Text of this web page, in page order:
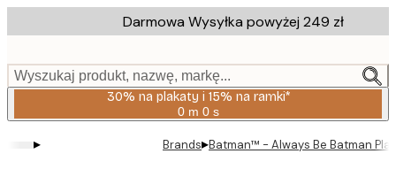
to
content.
Darmowa Wysyłka powyżej 249 zł
Wyszukaj produkt, nazwę, markę...
30% na plakaty i 15% na ramki*
0 m 0 s
Ważny
2026-
▸ Brands▸Batman™ - Always Be Batman